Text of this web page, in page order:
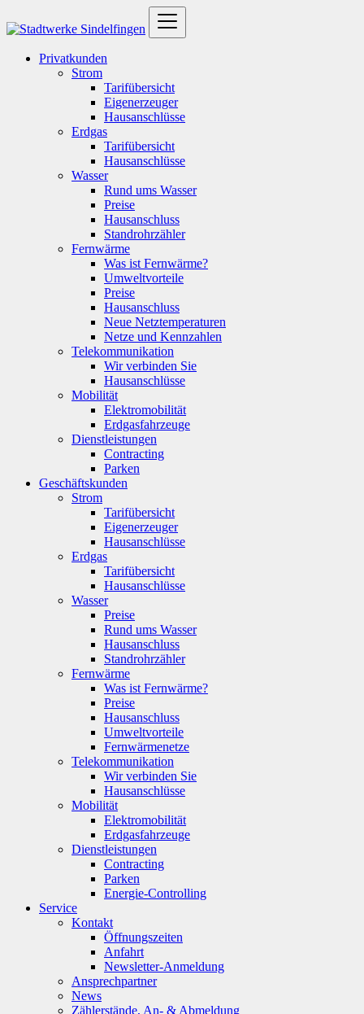
Privatkunden
Strom
Tarifübersicht
Eigenerzeuger
Hausanschlüsse
Erdgas
Tarifübersicht
Hausanschlüsse
Wasser
Rund ums Wasser
Preise
Hausanschluss
Standrohrzähler
Fernwärme
Was ist Fernwärme?
Umweltvorteile
Preise
Hausanschluss
Neue Netztemperaturen
Netze und Kennzahlen
Telekommunikation
Wir verbinden Sie
Hausanschlüsse
Mobilität
Elektromobilität
Erdgasfahrzeuge
Dienstleistungen
Contracting
Parken
Geschäftskunden
Strom
Tarifübersicht
Eigenerzeuger
Hausanschlüsse
Erdgas
Tarifübersicht
Hausanschlüsse
Wasser
Preise
Rund ums Wasser
Hausanschluss
Standrohrzähler
Fernwärme
Was ist Fernwärme?
Preise
Hausanschluss
Umweltvorteile
Fernwärmenetze
Telekommunikation
Wir verbinden Sie
Hausanschlüsse
Mobilität
Elektromobilität
Erdgasfahrzeuge
Dienstleistungen
Contracting
Parken
Energie-Controlling
Service
Kontakt
Öffnungszeiten
Anfahrt
Newsletter-Anmeldung
Ansprechpartner
News
Zählerstände, An- & Abmeldung